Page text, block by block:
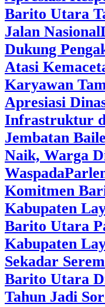
Barito Utara
Jalan Nasional
Dukung
Atasi
Karyawan
Apresiasi
Infrastruktur
Jembatan
Naik, Warga
Waspada
Komitmen
Kabupaten
Barito Utara
Kabupaten
Sekadar
Barito Utara
Tahun Jadi